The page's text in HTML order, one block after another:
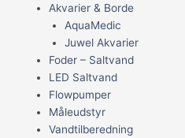
Akvarier & Borde
AquaMedic
Juwel Akvarier
Foder – Saltvand
LED Saltvand
Flowpumper
Måleudstyr
Vandtilberedning